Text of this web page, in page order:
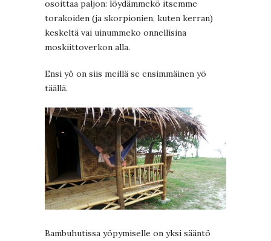
osoittaa paljon: löydämmekö itsemme
torakoiden (ja skorpionien, kuten kerran)
keskeltä vai uinummeko onnellisina
moskiittoverkon alla.
Ensi yö on siis meillä se ensimmäinen yö
täällä.
Bambuhutissa yöpymiselle on yksi sääntö